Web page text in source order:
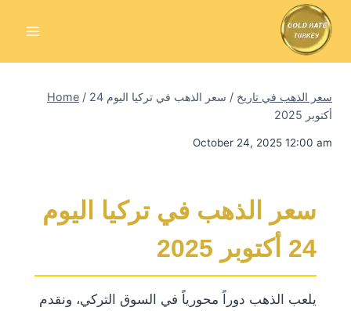
Home / سعر الذهب في تاريخ /
سعر الذهب في تركيا اليوم 24
أكتوبر 2025
October 24, 2025 12:00 am
سعر الذهب في تركيا اليوم
24 أكتوبر 2025
يلعب الذهب دوراً محورياً في السوق التركي، ونقدم